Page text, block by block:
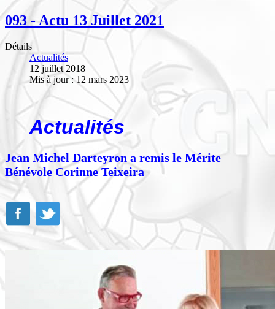
093 - Actu 13 Juillet 2021
Détails
Actualités
12 juillet 2018
Mis à jour : 12 mars 2023
Actualités
Jean Michel Darteyron a remis le Mérite
Bénévole Corinne Teixeira